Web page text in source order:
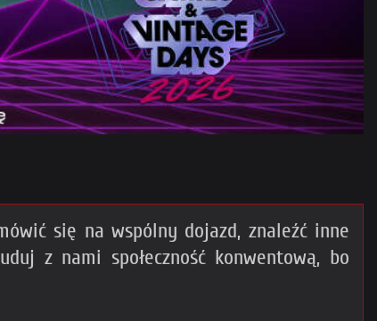
się na wspólny dojazd, znaleźć inne
z nami społeczność konwentową, bo